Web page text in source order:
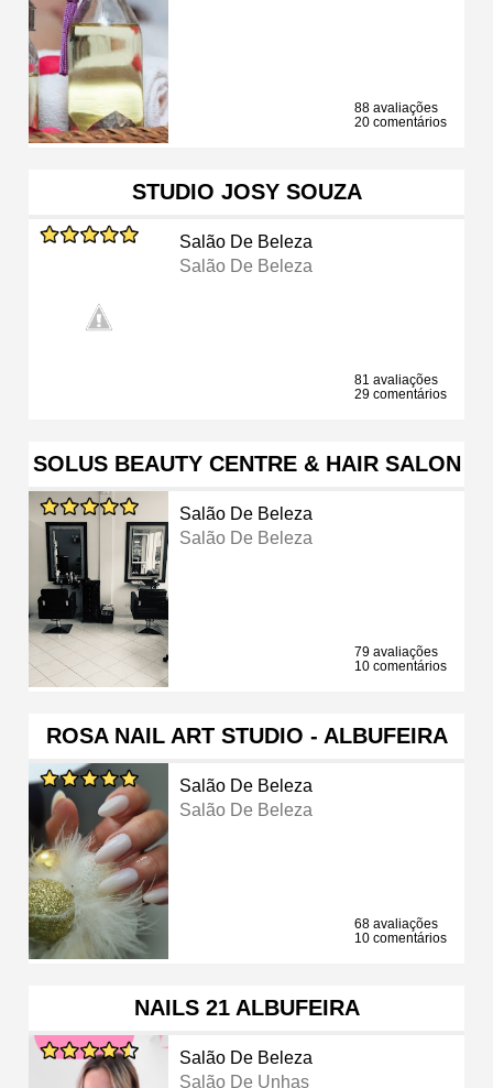
88 avaliações
20 comentários
STUDIO JOSY SOUZA
Salão De Beleza
Salão De Beleza
81 avaliações
29 comentários
SOLUS BEAUTY CENTRE & HAIR SALON
Salão De Beleza
Salão De Beleza
79 avaliações
10 comentários
ROSA NAIL ART STUDIO - ALBUFEIRA
Salão De Beleza
Salão De Beleza
68 avaliações
10 comentários
NAILS 21 ALBUFEIRA
Salão De Beleza
Salão De Unhas